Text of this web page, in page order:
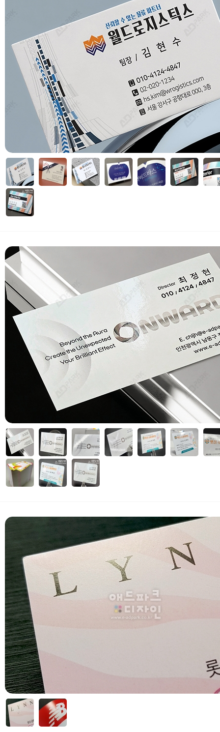
가세 포함가입니다. (3만원 이상 무료배송)
자세히보기
가세 포함가입니다. (3만원 이상 무료배송)
자세히보기
가세 포함가입니다. (3만원 이상 무료배송)